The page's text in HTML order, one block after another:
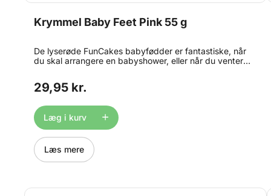
Krymmel Baby Feet Pink 55 g
De lyserøde FunCakes babyfødder er fantastiske, når
du skal arrangere en babyshower, eller når du venter
lækkerier. Og for en kønsafslørende kage blander du
29,95 kr.
Læg i kurv
Læs mere